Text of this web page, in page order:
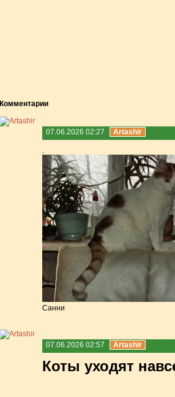
Комментарии
07.06.2026 02:27 Artashir
.
Санни
07.06.2026 02:57 Artashir
Коты уходят